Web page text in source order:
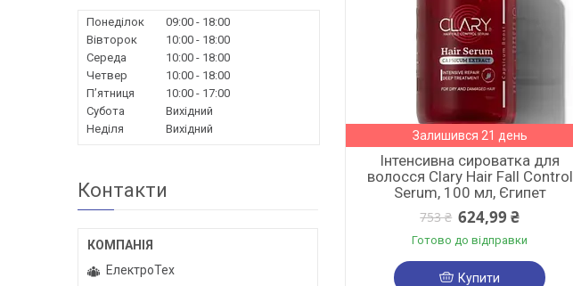
Залишився 21 день
Інтенсивна сироватка для
волосся Clary Hair Fall Control
Serum, 100 мл, Єгипет
753 ₴ 624,99 ₴
Готово до відправки
Купити
Понеділок 09:00
18:00
Вівторок
10:00
18:00
Середа
10:00
18:00
Четвер
10:00
18:00
Пʼятниця
10:00
17:00
Субота
Вихідний
Неділя
Вихідний
Контакти
ЕлектроТех